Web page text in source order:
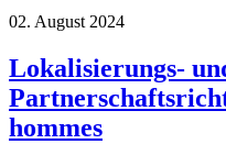
02. August 2024
Lokalisierungs-
hommes